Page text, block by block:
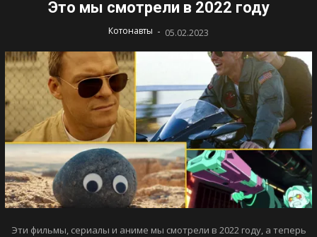
Это мы смотрели в 2022 году
Котонавты - 05.02.2023
Эти фильмы, сериалы и аниме мы смотрели в 2022 году, а теперь